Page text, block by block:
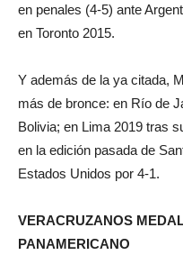
en penales (4-5) ante
en Toronto 2015.
Y además de la ya citada,
más de bronce: en Río de
Bolivia; en Lima 2019 tras
en la edición pasada de
Estados Unidos por 4-1.
VERACRUZANOS
PANAMERICANO